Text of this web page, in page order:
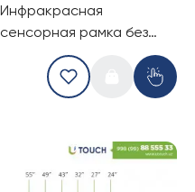
Инфракрасная
сенсорная рамка без
стекла, 27-дюймов (10
касаний) (16-9)